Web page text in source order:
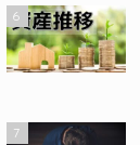
6
7